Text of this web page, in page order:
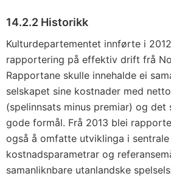
14.2.2 Historikk
Kulturdepartementet innførte i
rapportering på effektiv drift frå
Rapportane skulle innehalde ei
selskapet sine kostnader med
(spelinnsats minus premiar) og
gode formål. Frå 2013 blei
også å omfatte utviklinga i sentrale
kostnadsparametrar og
samanliknbare utanlandske